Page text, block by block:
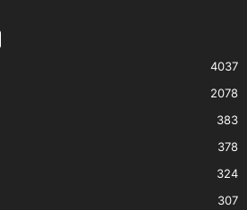
4037
2078
383
378
324
307